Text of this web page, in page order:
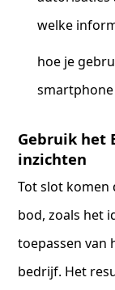
welke
hoe je
Gebruik het
inzichten
Tot slot komen
bod, zoals het
toepassen van
bedrijf. Het